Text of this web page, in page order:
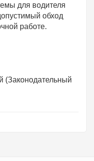
для водителя
обход
работе.
(Законодательный